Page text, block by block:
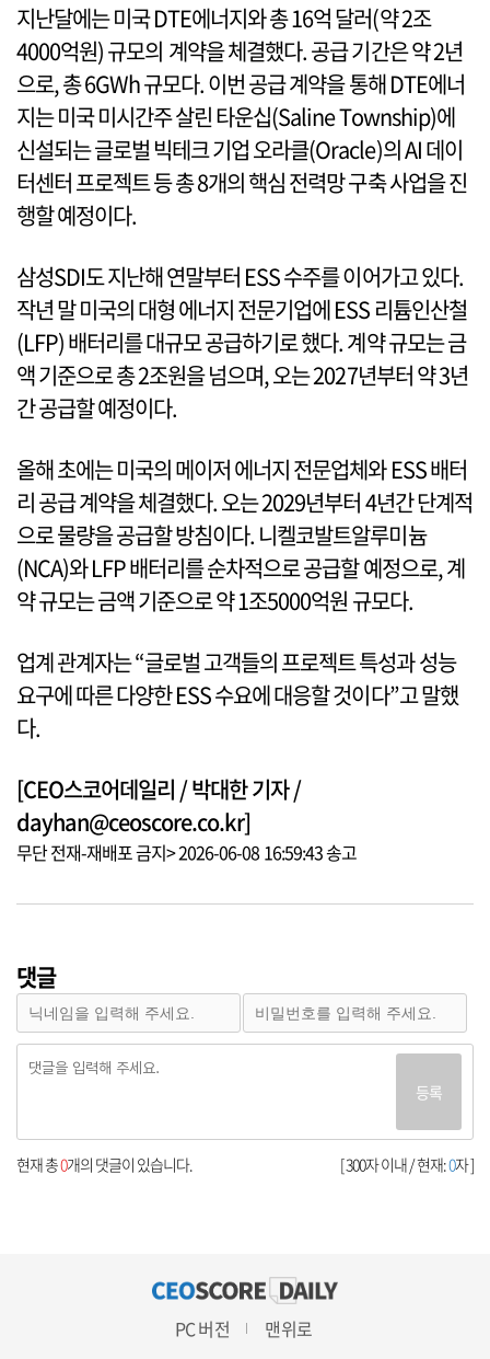
지난달에는 미국 DTE에너지와 총 16억 달러(약 2조
4000억원) 규모의 계약을 체결했다. 공급 기간은 약 2년
으로, 총 6GWh 규모다. 이번 공급 계약을 통해 DTE에너
지는 미국 미시간주 살린 타운십(Saline Township)에
신설되는 글로벌 빅테크 기업 오라클(Oracle)의 AI 데이
터센터 프로젝트 등 총 8개의 핵심 전력망 구축 사업을 진
행할 예정이다.
삼성SDI도 지난해 연말부터 ESS 수주를 이어가고 있다.
작년 말 미국의 대형 에너지 전문기업에 ESS 리튬인산철
(LFP) 배터리를 대규모 공급하기로 했다. 계약 규모는 금
액 기준으로 총 2조원을 넘으며, 오는 2027년부터 약 3년
간 공급할 예정이다.
올해 초에는 미국의 메이저 에너지 전문업체와 ESS 배터
리 공급 계약을 체결했다. 오는 2029년부터 4년간 단계적
으로 물량을 공급할 방침이다. 니켈코발트알루미늄
(NCA)와 LFP 배터리를 순차적으로 공급할 예정으로, 계
약 규모는 금액 기준으로 약 1조5000억원 규모다.
업계 관계자는 “글로벌 고객들의 프로젝트 특성과 성능
요구에 따른 다양한 ESS 수요에 대응할 것이다”고 말했
다.
[CEO스코어데일리 / 박대한 기자 /
dayhan@ceoscore.co.kr]
무단 전재-재배포 금지> 2026-06-08 16:59:43 송고
댓글
등록
[ 300자 이내 / 현재:0자 ]
현재 총0개의 댓글이 있습니다.
PC 버전 맨위로